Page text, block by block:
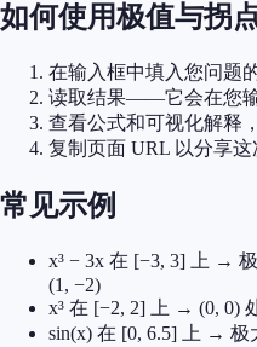
如何使用极值与拐
在输入框中填入您问题
读取结果——它会在您输
查看公式和可视化解释
复制页面 URL 以分享这
常见示例
x³ − 3x 在 [−3, 3] 上 →
(1, −2)
x³ 在 [−2, 2] 上 → (0, 0)
sin(x) 在 [0, 6.5] 上 → 极